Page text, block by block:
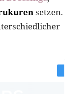
setzen.